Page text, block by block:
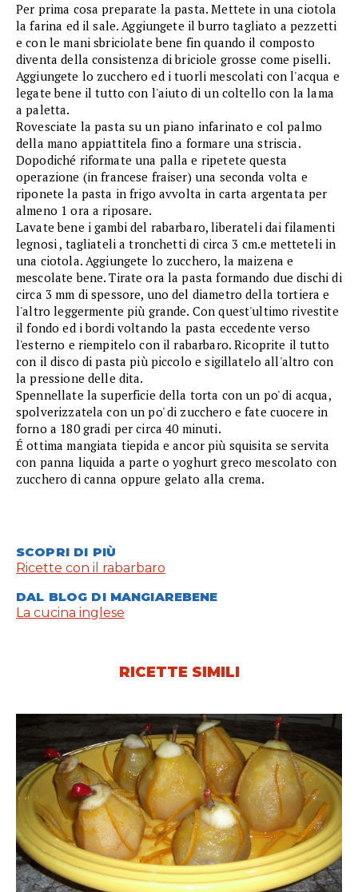
Per prima cosa preparate la pasta. Mettete in una ciotola
la farina ed il sale. Aggiungete il burro tagliato a pezzetti
e con le mani sbriciolate bene fin quando il composto
diventa della consistenza di briciole grosse come piselli.
Aggiungete lo zucchero ed i tuorli mescolati con l'acqua e
legate bene il tutto con l'aiuto di un coltello con la lama
a paletta.
Rovesciate la pasta su un piano infarinato e col palmo
della mano appiattitela fino a formare una striscia.
Dopodiché riformate una palla e ripetete questa
operazione (in francese fraiser) una seconda volta e
riponete la pasta in frigo avvolta in carta argentata per
almeno 1 ora a riposare.
Lavate bene i gambi del rabarbaro, liberateli dai filamenti
legnosi , tagliateli a tronchetti di circa 3 cm.e metteteli in
una ciotola. Aggiungete lo zucchero, la maizena e
mescolate bene. Tirate ora la pasta formando due dischi di
circa 3 mm di spessore, uno del diametro della tortiera e
l'altro leggermente più grande. Con quest'ultimo rivestite
il fondo ed i bordi voltando la pasta eccedente verso
l'esterno e riempitelo con il rabarbaro. Ricoprite il tutto
con il disco di pasta più piccolo e sigillatelo all'altro con
la pressione delle dita.
Spennellate la superficie della torta con un po' di acqua,
spolverizzatela con un po' di zucchero e fate cuocere in
forno a 180 gradi per circa 40 minuti.
É ottima mangiata tiepida e ancor più squisita se servita
con panna liquida a parte o yoghurt greco mescolato con
zucchero di canna oppure gelato alla crema.
SCOPRI DI PIÙ
Ricette con il rabarbaro
DAL BLOG DI MANGIAREBENE
La cucina inglese
RICETTE SIMILI